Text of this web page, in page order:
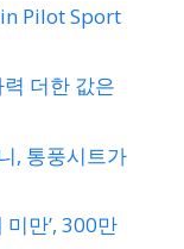
Pilot Sport
더한 값은
, 통풍시트가
만’, 300만